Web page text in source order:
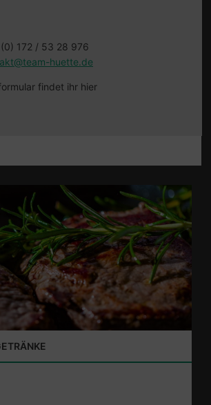
172 / 53 28 976
huette.de
findet ihr hier